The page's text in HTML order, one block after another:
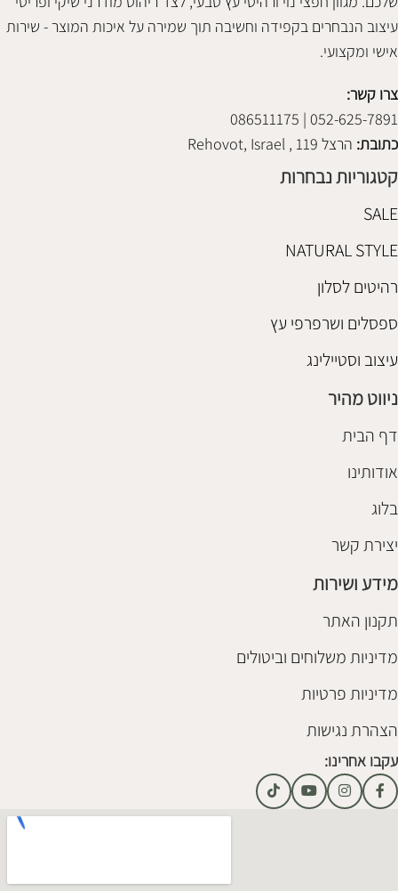
עיצוב הנבחרים בקפידה וחשיבה תוך שמירה על איכות המוצר - שירות
אישי ומקצועי.
צרו קשר:
052-625-7891 | 086511175
כתובת: הרצל 119 , Rehovot, Israel
קטגוריות נבחרות
SALE
NATURAL STYLE
רהיטים לסלון
ספסלים ושרפרפי עץ
עיצוב וסטיילינג
ניווט מהיר
דף הבית
אודותינו
בלוג
יצירת קשר
מידע ושירות
תקנון האתר
מדיניות משלוחים וביטולים
מדיניות פרטיות
הצהרת נגישות
עקבו אחרינו: